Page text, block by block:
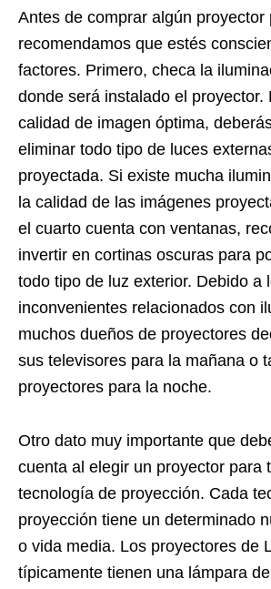
Antes de comprar algún proyector
recomendamos que estés
factores. Primero, checa la
donde será instalado el proyector.
calidad de imagen óptima,
eliminar todo tipo de luces
proyectada. Si existe mucha
la calidad de las imágenes
el cuarto cuenta con ventanas,
invertir en cortinas oscuras para
todo tipo de luz exterior. Debido a
inconvenientes relacionados con
muchos dueños de proyectores
sus televisores para la mañana o
proyectores para la noche.
Otro dato muy importante que
cuenta al elegir un proyector para
tecnología de proyección. Cada
proyección tiene un determinado
o vida media. Los proyectores de
típicamente tienen una lámpara